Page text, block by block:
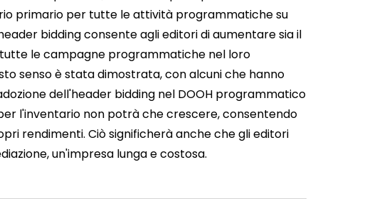
primario per tutte le attività programmatiche su
bidding consente agli editori di aumentare sia il
le campagne programmatiche nel loro
senso è stata dimostrata, con alcuni che hanno
dell'header bidding nel DOOH programmatico
l'inventario non potrà che crescere, consentendo
rendimenti. Ciò significherà anche che gli editori
un'impresa lunga e costosa.